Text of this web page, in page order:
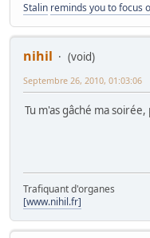
Stalin reminds you to focus
nihil
(void)
Septembre 26, 2010, 01:03:06
Tu m'as gâché ma
Trafiquant d'organes
[www.nihil.fr]